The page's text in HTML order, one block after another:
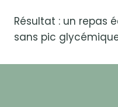
Résultat : un repas
sans pic